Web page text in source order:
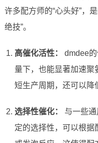
许多配方师的“心头好”，
绝技”。
高催化活性：
dmdee
量下，也能显著加速聚
短生产周期，还可以降
选择性催化：
与一些
定的选择性，可以根据